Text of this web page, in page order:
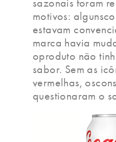
sazonais foram
motivos:
estavam
marca havia
oproduto não
sabor. Sem as
vermelhas,
questionaram o